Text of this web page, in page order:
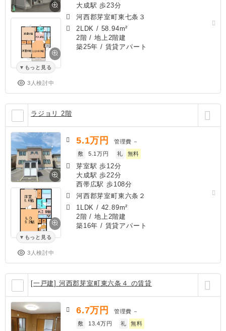
もっと見る
3人検討中
大成駅 歩23分
河西郡芽室町東七条３
2LDK / 58.94m²
2階 / 地上2階建
築25年 / 賃貸アパート
ラジョリ 2階
もっと見る
3人検討中
5.1万円 管理費 －
敷
5.1万円 礼 無料
芽室駅 歩12分
大成駅 歩22分
西帯広駅 歩108分
河西郡芽室町東六条２
1LDK / 42.89m²
2階 / 地上2階建
築16年 / 賃貸アパート
[一戸建] 河西郡芽室町東六条４ の賃貸
6.7万円 管理費 －
敷
13.4万円 礼 無料